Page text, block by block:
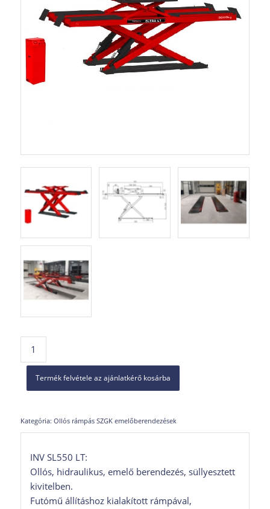
Termék felvétele az ajánlatkérő kosárba
Kategória: Ollós rámpás SZGK emelőberendezések
INV SL550 LT:
Ollós, hidraulikus, emelő berendezés, süllyesztett
kivitelben.
Futómű állításhoz kialakított rámpával,